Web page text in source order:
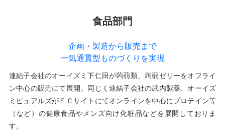
食品部門
企画・製造から販売まで
一気通貫型ものづくりを実現
連結子会社のオーイズミ下仁田が蒟蒻類、蒟蒻ゼリーをオフライ
ン中心の販売にて展開。同じく連結子会社の武内製薬、オーイズ
ミピュアルズがＥＣサイトにてオンラインを中心にプロテイン等
（など）の健康食品やメンズ向け化粧品などを展開しておりま
す。